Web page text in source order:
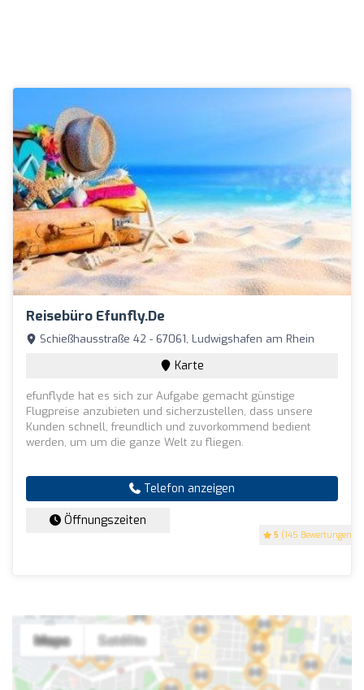
Reisebüro Efunfly.de
5 (145 Bewertungen)
Schießhausstraße 42 - 67061, Ludwigshafen am Rhein
Karte
efunflyde hat es sich zur Aufgabe gemacht günstige
Flugpreise anzubieten und sicherzustellen, dass unsere
Kunden schnell, freundlich und zuvorkommend bedient
werden, um um die ganze Welt zu fliegen.
Telefon anzeigen
Öffnungszeiten